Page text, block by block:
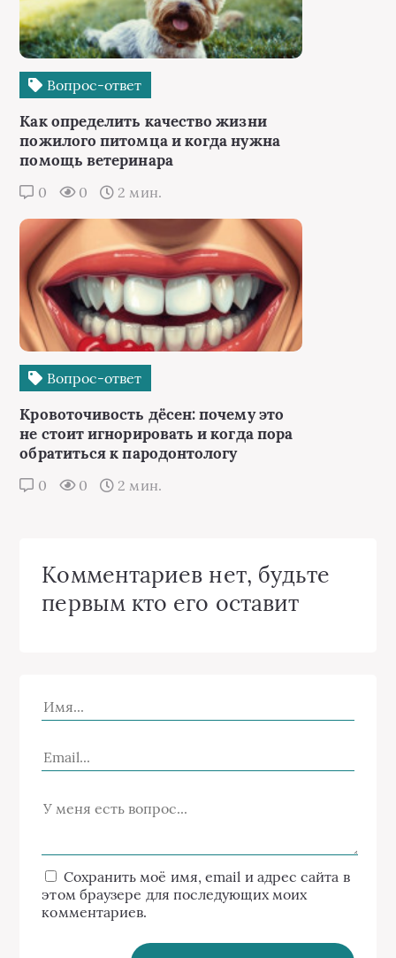
Вопрос-ответ
Как определить качество жизни
пожилого питомца и когда нужна
помощь ветеринара
0 0 2 мин.
Вопрос-ответ
Кровоточивость дёсен: почему это
не стоит игнорировать и когда пора
обратиться к пародонтологу
0 0 2 мин.
Комментариев нет, будьте
первым кто его оставит
Сохранить моё имя, email и адрес сайта в
этом браузере для последующих моих
комментариев.